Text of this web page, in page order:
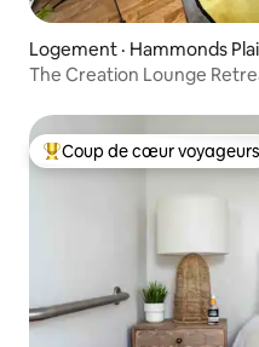
Logement · Hammonds
The Creation Lounge
Coup de cœur voyageurs
Coup de cœur voyageurs